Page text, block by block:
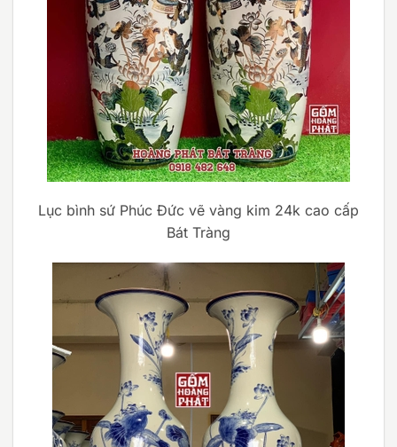
Lục bình sứ Phúc Đức vẽ vàng kim 24k cao cấp
Bát Tràng